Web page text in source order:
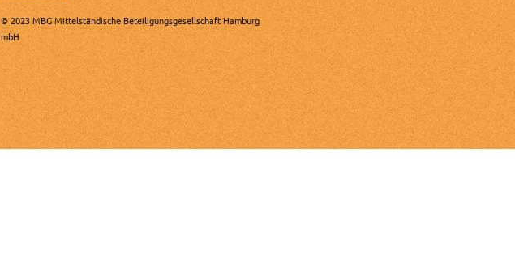
© 2023 MBG Mittelständische Beteiligungsgesellschaft Hamburg
mbH